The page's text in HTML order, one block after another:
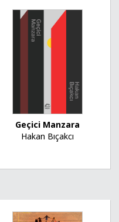
Geçici Manzara
Hakan Bıçakcı